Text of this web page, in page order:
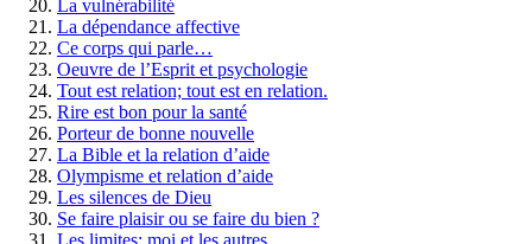
La vulnérabilité
La dépendance affective
Ce corps qui parle…
Oeuvre de l’Esprit et psychologie
Tout est relation; tout est en relation.
Rire est bon pour la santé
Porteur de bonne nouvelle
La Bible et la relation d’aide
Olympisme et relation d’aide
Les silences de Dieu
Se faire plaisir ou se faire du bien ?
Les limites: moi et les autres